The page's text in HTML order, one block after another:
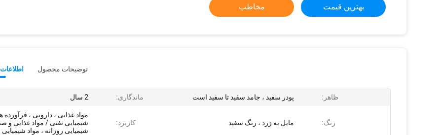
بهترین قیمت مخاطب
توضیحات محصول
ظاهر: پودر سفید ، جامد سفید تا سفید است ماندگاری: 2 سال
رنگ: مایل به زرد ، رنگ سفید کاربرد:
مواد غذایی ، دارویی ، فرآورده
شیمیایی نفتی / مواد غذایی و
شیمیایی روزانه ، مواد شیمیایی